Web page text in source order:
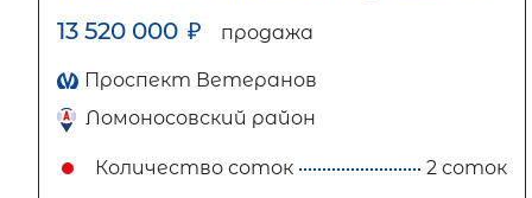
13 520 000 ₽ продажа
Проспект Ветеранов
Ломоносовский район
Количество соток 2 соток